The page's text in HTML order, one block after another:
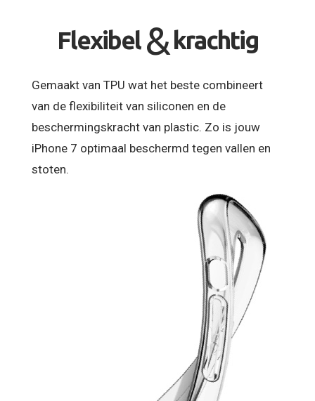
Flexibel & krachtig
Gemaakt van TPU wat het beste combineert
van de flexibiliteit van siliconen en de
beschermingskracht van plastic. Zo is jouw
iPhone 7 optimaal beschermd tegen vallen en
stoten.